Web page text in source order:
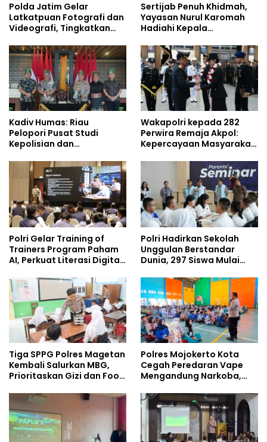
Polda Jatim Gelar
Latkatpuan Fotografi dan
Videografi, Tingkatkan
Era Digital
Sertijab Penuh Khidmah,
Yayasan Nurul Karomah
Hadiahi Kepala
Umrah
Kadiv Humas: Riau
Pelopori Pusat Studi
Kepolisian dan
Policing Masuki Babak
Wakapolri kepada 282
Perwira Remaja Akpol:
Kepercayaan Masyarakat
Polri Gelar Training of
Trainers Program Paham
AI, Perkuat Literasi Digital
Polri Hadirkan Sekolah
Unggulan Berstandar
Dunia, 297 Siswa Mulai
Tiga SPPG Polres Magetan
Kembali Salurkan MBG,
Prioritaskan Gizi dan Food
Polres Mojokerto Kota
Cegah Peredaran Vape
Mengandung Narkoba,
Kalangan Remaja